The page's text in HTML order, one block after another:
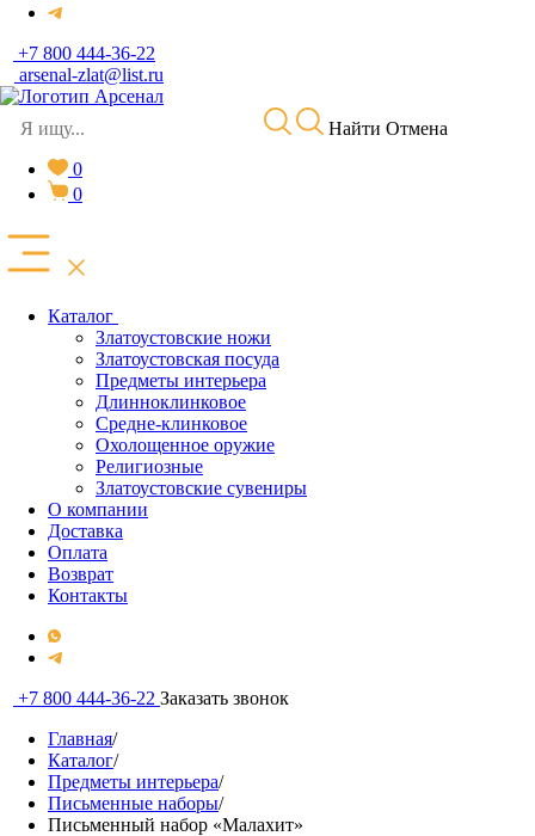
+7 800 444-36-22
arsenal-zlat@list.ru
Найти Отмена
0
0
Каталог
Златоустовские ножи
Златоустовская посуда
Предметы интерьера
Длинноклинковое
Средне-клинковое
Охолощенное оружие
Религиозные
Златоустовские сувениры
О компании
Доставка
Оплата
Возврат
Контакты
+7 800 444-36-22 Заказать звонок
Главная/
Каталог/
Предметы интерьера/
Письменные наборы/
Письменный набор «Малахит»